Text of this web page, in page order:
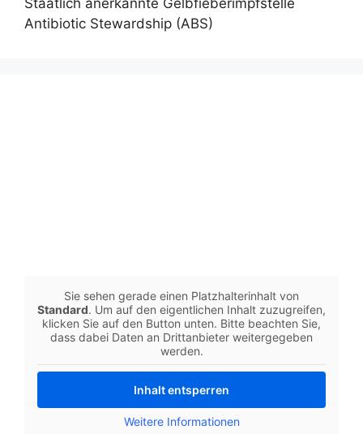
Antibiotic Stewardship (ABS)
Sie sehen gerade einen Platzhalterinhalt von
Standard. Um auf den eigentlichen Inhalt zuzugreifen,
klicken Sie auf den Button unten. Bitte beachten Sie,
dass dabei Daten an Drittanbieter weitergegeben
werden.
Inhalt entsperren
Weitere Informationen